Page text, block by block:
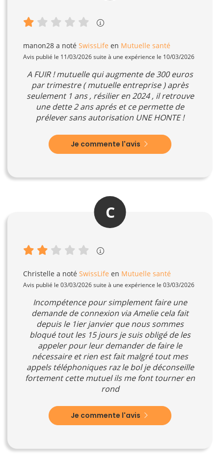
manon28 a noté SwissLife en Mutuelle santé
Avis publié le 11/03/2026 suite à une expérience le 10/03/2026
A FUIR ! mutuelle qui augmente de 300 euros
par trimestre ( mutuelle entreprise ) après
seulement 1 ans , résilier en 2024 , il retrouve
une dette 2 ans aprés et ce permette de
prélever sans autorisation UNE HONTE !
Je commente l'avis
C
Christelle a noté SwissLife en Mutuelle santé
Avis publié le 03/03/2026 suite à une expérience le 03/03/2026
Incompétence pour simplement faire une
demande de connexion via Amelie cela fait
depuis le 1ier janvier que nous sommes
bloqué tout les 15 jours je suis obligé de les
appeler pour leur demander de faire le
nécessaire et rien est fait malgré tout mes
appels téléphoniques raz le bol je déconseille
fortement cette mutuel ils me font tourner en
rond
Je commente l'avis